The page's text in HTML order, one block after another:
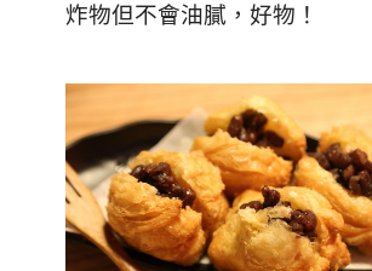
炸物但不會油膩，好物！